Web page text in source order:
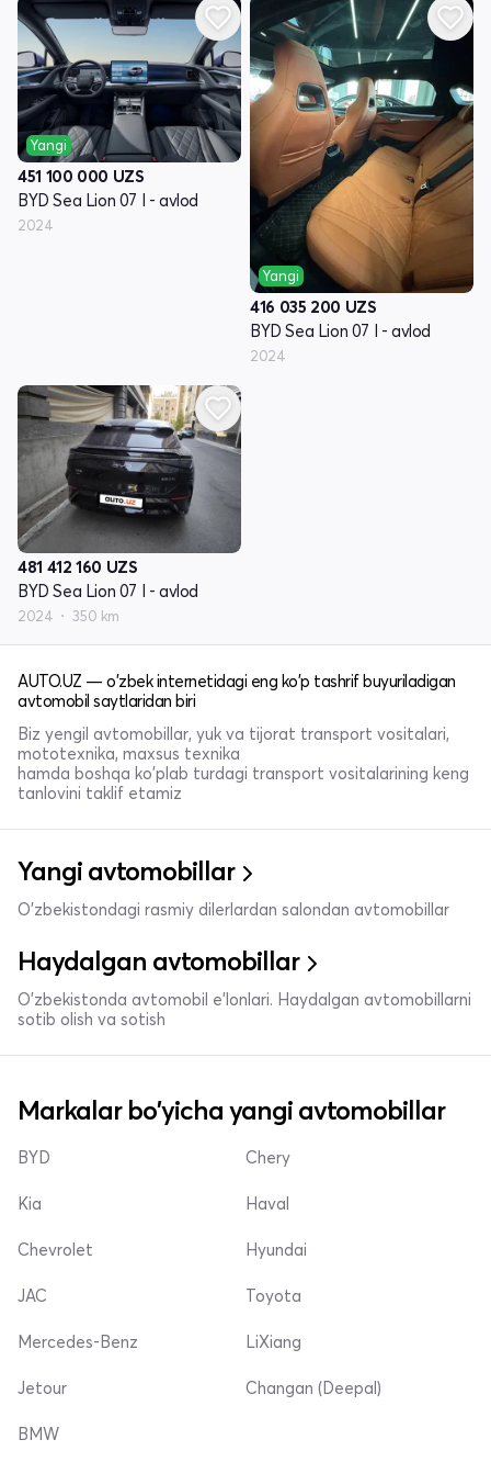
Yangi
451 100 000 UZS
BYD Sea Lion 07 I - avlod
2024
Yangi
416 035 200 UZS
BYD Sea Lion 07 I - avlod
2024
481 412 160 UZS
BYD Sea Lion 07 I - avlod
2024 350 km
AUTO.UZ — o'zbek internetidagi eng ko'p tashrif buyuriladigan
avtomobil saytlaridan biri
Biz yengil avtomobillar, yuk va tijorat transport vositalari,
mototexnika, maxsus texnika
hamda boshqa ko'plab turdagi transport vositalarining keng
tanlovini taklif etamiz
Yangi avtomobillar
O'zbekistondagi rasmiy dilerlardan salondan avtomobillar
Haydalgan avtomobillar
O'zbekistonda avtomobil e’lonlari. Haydalgan avtomobillarni
sotib olish va sotish
Markalar bo'yicha yangi avtomobillar
BYD
Kia
Chevrolet
Chery
Haval
Hyundai
JAC
Mercedes-Benz
Jetour
Toyota
LiXiang
Changan (Deepal)
BMW